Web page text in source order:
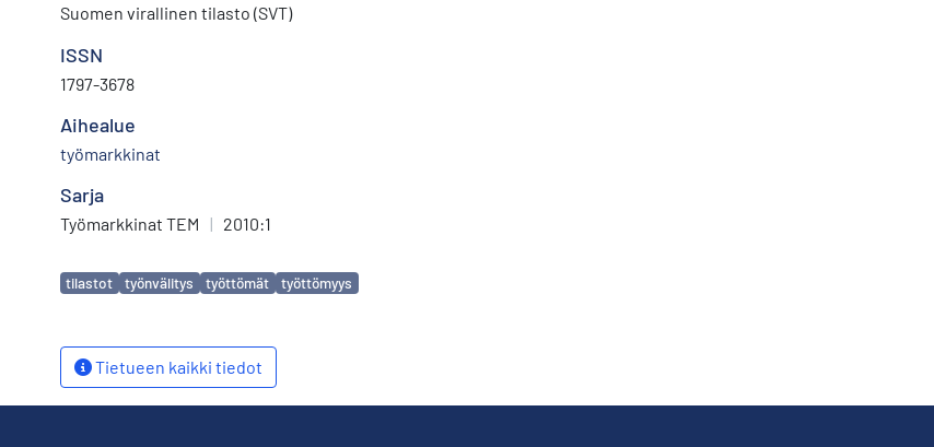
Suomen virallinen tilasto (SVT)
ISSN
1797-3678
Aihealue
työmarkkinat
Sarja
Työmarkkinat TEM | 2010:1
Avainsanat
tilastot työnvälitys työttömät työttömyys
Tietueen kaikki tiedot